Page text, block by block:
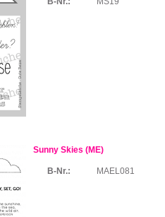
Sunny Skies (ME)
B-Nr.: MAEL081